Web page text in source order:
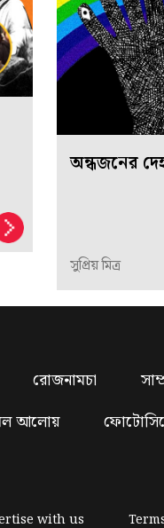
অন্ধজনের
সুপ্রিয় মিত্র
রোজনামচা
আলোয়
with us